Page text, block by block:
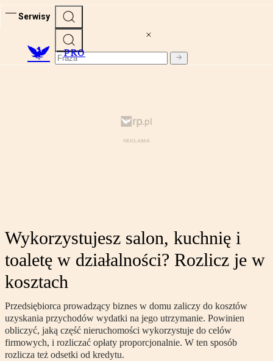
Serwisy
PRO
Wykorzystujesz salon, kuchnię i
toaletę w działalności? Rozlicz je w
kosztach
Przedsiębiorca prowadzący biznes w domu zaliczy do kosztów
uzyskania przychodów wydatki na jego utrzymanie. Powinien
obliczyć, jaką część nieruchomości wykorzystuje do celów
firmowych, i rozliczać opłaty proporcjonalnie. W ten sposób
rozlicza też odsetki od kredytu.